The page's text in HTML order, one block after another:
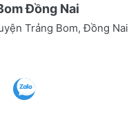
Đồng Nai
Trảng Bom, Đồng Nai